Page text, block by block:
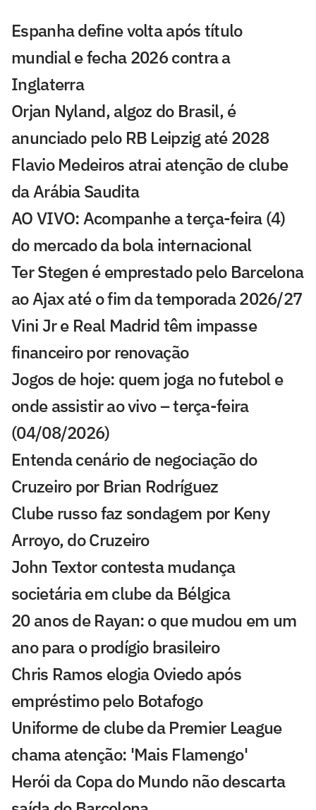
Espanha define volta após título
mundial e fecha 2026 contra a
Inglaterra
Orjan Nyland, algoz do Brasil, é
anunciado pelo RB Leipzig até 2028
Flavio Medeiros atrai atenção de clube
da Arábia Saudita
AO VIVO: Acompanhe a terça-feira (4)
do mercado da bola internacional
Ter Stegen é emprestado pelo Barcelona
ao Ajax até o fim da temporada 2026/27
Vini Jr e Real Madrid têm impasse
financeiro por renovação
Jogos de hoje: quem joga no futebol e
onde assistir ao vivo – terça-feira
(04/08/2026)
Entenda cenário de negociação do
Cruzeiro por Brian Rodríguez
Clube russo faz sondagem por Keny
Arroyo, do Cruzeiro
John Textor contesta mudança
societária em clube da Bélgica
20 anos de Rayan: o que mudou em um
ano para o prodígio brasileiro
Chris Ramos elogia Oviedo após
empréstimo pelo Botafogo
Uniforme de clube da Premier League
chama atenção: 'Mais Flamengo'
Herói da Copa do Mundo não descarta